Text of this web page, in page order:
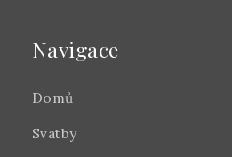
Navigace
Domů
Svatby